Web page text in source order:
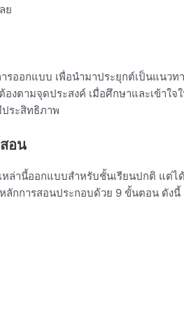
ย
รออกแบบ เพื่อนำมาประยุกต์เป็นแนวท
งตามจุดประสงค์ เมื่อศึกษาและเข้าใจ
ระสิทธิภาพ
อน
ล่านี้ออกแบบสำหรับชั้นเรียนปกติ แต่ไ
ลักการสอนประกอบด้วย 9 ขั้นตอน ดังนี้